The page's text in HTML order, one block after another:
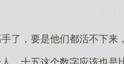
了，要是他们都活不下来